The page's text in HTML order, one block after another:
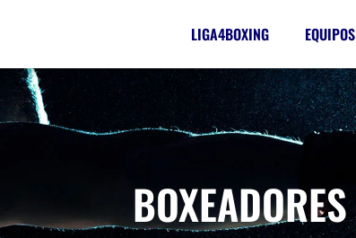
LIGA4BOXING EQUIPOS
BOXEADORES